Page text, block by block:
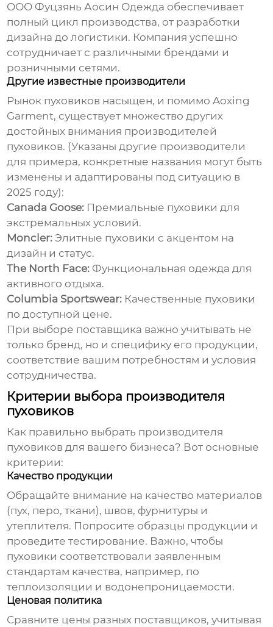
ООО Фуцзянь Аосин Одежда обеспечивает
полный цикл производства, от разработки
дизайна до логистики. Компания успешно
сотрудничает с различными брендами и
розничными сетями.
Другие известные производители
Рынок пуховиков насыщен, и помимо Aoxing
Garment, существует множество других
достойных внимания производителей
пуховиков. (Указаны другие производители
для примера, конкретные названия могут быть
изменены и адаптированы под ситуацию в
2025 году):
Canada Goose: Премиальные пуховики для
экстремальных условий.
Moncler: Элитные пуховики с акцентом на
дизайн и статус.
The North Face: Функциональная одежда для
активного отдыха.
Columbia Sportswear: Качественные пуховики
по доступной цене.
При выборе поставщика важно учитывать не
только бренд, но и специфику его продукции,
соответствие вашим потребностям и условия
сотрудничества.
Критерии выбора производителя
пуховиков
Как правильно выбрать производителя
пуховиков для вашего бизнеса? Вот основные
критерии:
Качество продукции
Обращайте внимание на качество материалов
(пух, перо, ткани), швов, фурнитуры и
утеплителя. Попросите образцы продукции и
проведите тестирование. Важно, чтобы
пуховики соответствовали заявленным
стандартам качества, например, по
теплоизоляции и водонепроницаемости.
Ценовая политика
Сравните цены разных поставщиков, учитывая